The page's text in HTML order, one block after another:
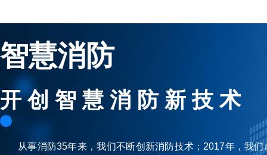
智慧消防
开 创 智 慧 消 防 新 技 术
从事消防35年来，我们不断创新消防技术；2017年，我们